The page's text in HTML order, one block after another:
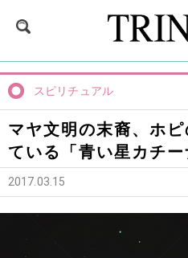
スピリチュアル
マヤ文明の末裔、ホ
ている「青い星カチー
2017.03.15